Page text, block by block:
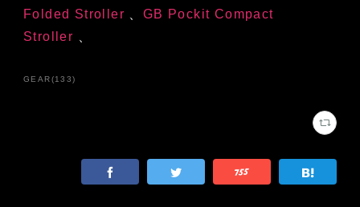
Folded Stroller
GB Pockit Compact
Stroller
GEAR(133)